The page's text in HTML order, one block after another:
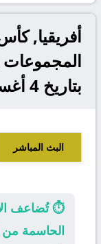
أفريقيا,
المجموعات
بتاريخ 4 أغسطس 2025
البث المباشر
⏱️ تُضاعف
الحاسمة من